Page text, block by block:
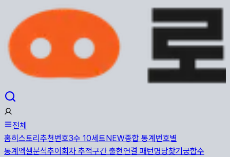
전체
홈히스토리 추천번호3수 10세트NEW종합 통계 번호별
통계 엑셀분석추이 회차 추적구간 출현연결 패턴명당찾기 궁합수